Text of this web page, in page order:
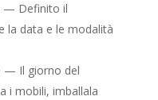
— Definito il
la data e le modalità
— Il giorno del
i mobili, imballala